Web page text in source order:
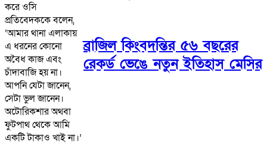
করে ওসি
প্রতিবেদককে বলেন,
‘আমার থানা এলাকায়
এ ধরনের কোনো
অবৈধ কাজ এবং
চাঁদাবাজি হয় না।
আপনি যেটা জানেন,
সেটা ভুল জানেন।
অটোরিকশার অথবা
ফুটপাথ থেকে আমি
একটি টাকাও খাই না।’
ব্রাজিল কিংবদন্তির ৫৬ বছরের
রেকর্ড ভেঙে নতুন ইতিহাস মেসির